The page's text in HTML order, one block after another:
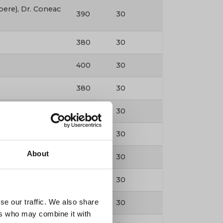
About
our traffic. We also share
who may combine it with
Dr. Coneac
390 30
380 30
400 30
380 30
Andrei 400 30
30
30
30
480 30